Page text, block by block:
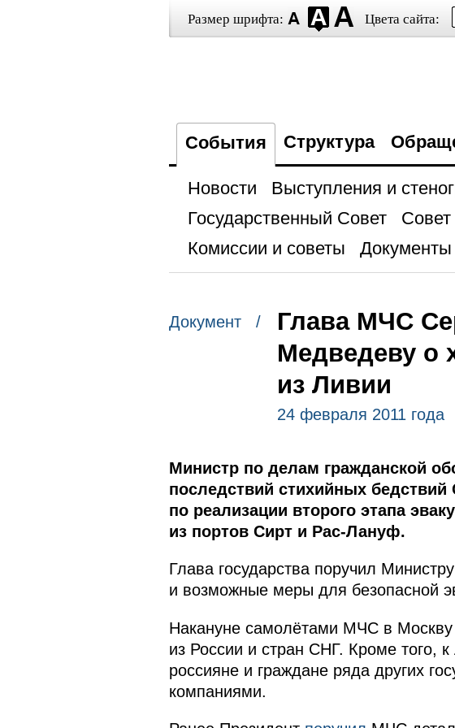
Размер шрифта: Цвета сайта:
События Структура
Новости Выступления и
Государственный Совет
Совет
Комиссии и советы
Документы
Документ /
Глава МЧС
Медведеву о
из Ливии
24 февраля 2011 года
Министр по делам гражданской
последствий стихийных
по реализации второго этапа
из портов Сирт и Рас-Лануф.
Глава государства поручил
и возможные меры для безопасной
Накануне самолётами МЧС в Москву
из России и стран СНГ. Кроме того,
россияне и граждане ряда других
компаниями.